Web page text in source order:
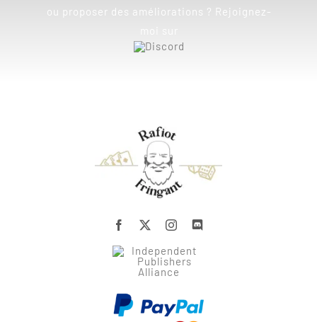
ou proposer des améliorations ? Rejoignez-